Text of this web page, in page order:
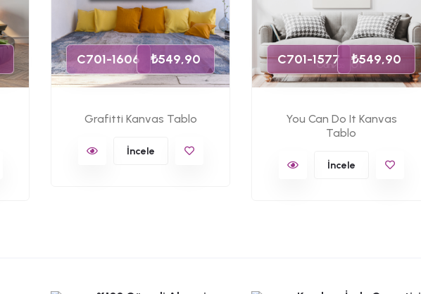
C701-1606 ₺549,90
Grafitti Kanvas Tablo
İncele
C701-1577 ₺549,90
You Can Do It Kanvas
Tablo
İncele